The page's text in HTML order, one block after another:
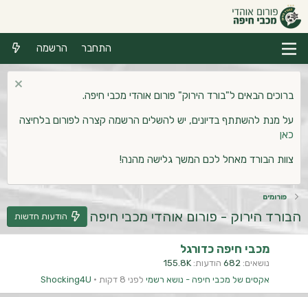
התחבר הרשמה
ברוכים הבאים ל"בורד הירוק" פורום אוהדי מכבי חיפה.
על מנת להשתתף בדיונים, יש להשלים הרשמה קצרה לפורום בלחיצה
כאן
צוות הבורד מאחל לכם המשך גלישה מהנה!
פורומים
הבורד הירוק - פורום אוהדי מכבי חיפה הודעות חדשות
מכבי חיפה כדורגל
נושאים 682 הודעות 155.8K
אקסים של מכבי חיפה - נושא רשמי לפני 8 דקות Shocking4U